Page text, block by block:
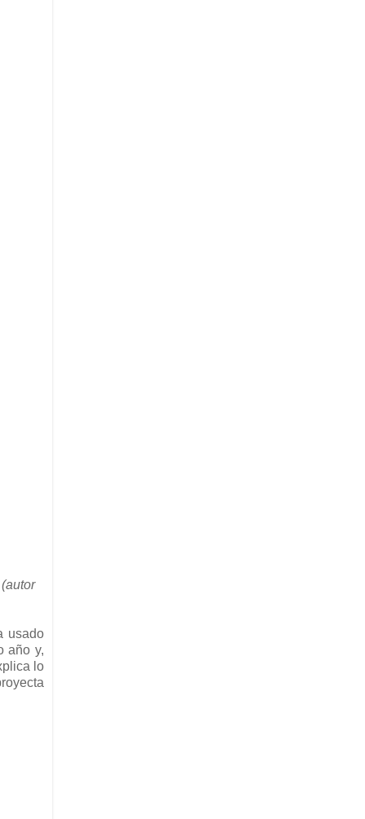
autor
usado
año y,
lo